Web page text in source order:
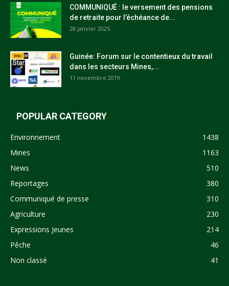
COMMUNIQUÉ : le versement des pensions
de retraite pour l’échéance de...
28 janvier 2025
Guinée: Forum sur le contentieux du travail
dans les secteurs Mines,...
11 novembre 2019
POPULAR CATEGORY
Environnement
1438
Mines
1163
News
510
Reportages
380
Communiqué de presse
310
Agriculture
230
Expressions Jeunes
214
Pêche
46
Non classé
41